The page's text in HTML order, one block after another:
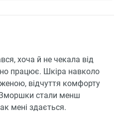
хоча й не чекала від
працює. Шкіра навколо
відчуття комфорту
стали менш
мені здається.